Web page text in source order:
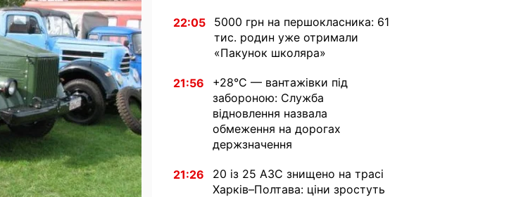
22:05
5000 грн на першокласника: 61
тис. родин уже отримали
«Пакунок школяра»
21:56
+28°C — вантажівки під
забороною: Служба
відновлення назвала
обмеження на дорогах
держзначення
21:26
20 із 25 АЗС знищено на трасі
Харків–Полтава: ціни зростуть